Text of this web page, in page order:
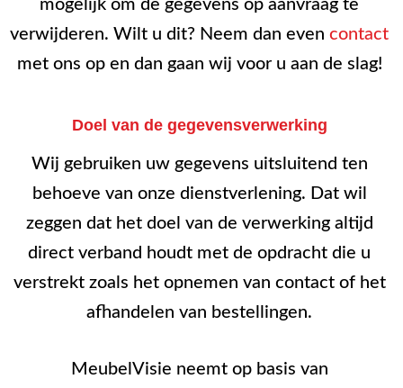
mogelijk om de gegevens op aanvraag te
verwijderen. Wilt u dit? Neem dan evencontact
met ons op en dan gaan wij voor u aan de slag!
Doel van de gegevensverwerking
Wij gebruiken uw gegevens uitsluitend ten
behoeve van onze dienstverlening. Dat wil
zeggen dat het doel van de verwerking altijd
direct verband houdt met de opdracht die u
verstrekt zoals het opnemen van contact of het
afhandelen van bestellingen.
MeubelVisie neemt op basis van